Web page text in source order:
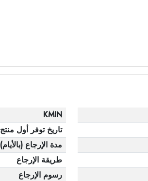
KMIN
تاريخ توفر أول منتج
مدة الإرجاع (بالأيام)
طريقة الإرجاع
رسوم الإرجاع